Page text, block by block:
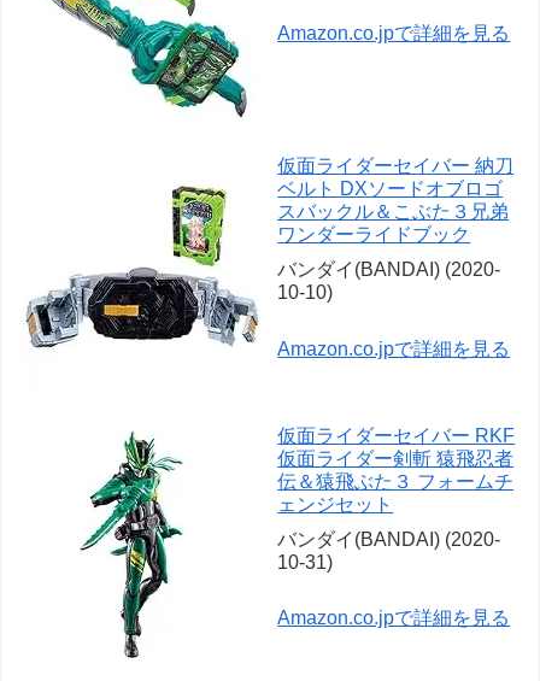
Amazon.co.jpで詳細を見る
仮面ライダーセイバー 納刀
ベルト DXソードオブロゴ
スバックル＆こぶた３兄弟
ワンダーライドブック
バンダイ(BANDAI) (2020-
10-10)
Amazon.co.jpで詳細を見る
仮面ライダーセイバー RKF
仮面ライダー剣斬 猿飛忍者
伝＆猿飛ぶた３ フォームチ
ェンジセット
バンダイ(BANDAI) (2020-
10-31)
Amazon.co.jpで詳細を見る